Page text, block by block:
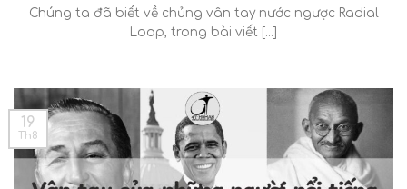
Chúng ta đã biết về chủng vân tay nước ngược Radial
Loop, trong bài viết [...]
19
Th8